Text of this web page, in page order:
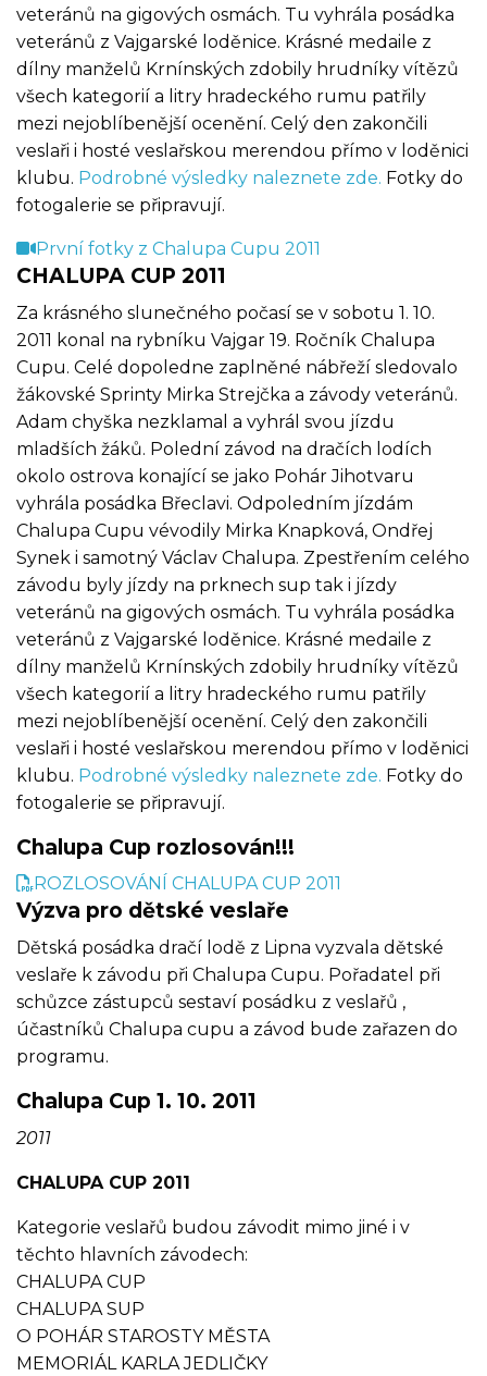
veteránů na gigových osmách. Tu vyhrála posádka
veteránů z Vajgarské loděnice. Krásné medaile z
dílny manželů Krnínských zdobily hrudníky vítězů
všech kategorií a litry hradeckého rumu patřily
mezi nejoblíbenější ocenění. Celý den zakončili
veslaři i hosté veslařskou merendou přímo v loděnici
klubu. Podrobné výsledky naleznete zde. Fotky do
fotogalerie se připravují.
První fotky z Chalupa Cupu 2011
CHALUPA CUP 2011
Za krásného slunečného počasí se v sobotu 1. 10.
2011 konal na rybníku Vajgar 19. Ročník Chalupa
Cupu. Celé dopoledne zaplněné nábřeží sledovalo
žákovské Sprinty Mirka Strejčka a závody veteránů.
Adam chyška nezklamal a vyhrál svou jízdu
mladších žáků. Polední závod na dračích lodích
okolo ostrova konající se jako Pohár Jihotvaru
vyhrála posádka Břeclavi. Odpoledním jízdám
Chalupa Cupu vévodily Mirka Knapková, Ondřej
Synek i samotný Václav Chalupa. Zpestřením celého
závodu byly jízdy na prknech sup tak i jízdy
veteránů na gigových osmách. Tu vyhrála posádka
veteránů z Vajgarské loděnice. Krásné medaile z
dílny manželů Krnínských zdobily hrudníky vítězů
všech kategorií a litry hradeckého rumu patřily
mezi nejoblíbenější ocenění. Celý den zakončili
veslaři i hosté veslařskou merendou přímo v loděnici
klubu. Podrobné výsledky naleznete zde. Fotky do
fotogalerie se připravují.
Chalupa Cup rozlosován!!!
ROZLOSOVÁNÍ CHALUPA CUP 2011
Výzva pro dětské veslaře
Dětská posádka dračí lodě z Lipna vyzvala dětské
veslaře k závodu při Chalupa Cupu. Pořadatel při
schůzce zástupců sestaví posádku z veslařů ,
účastníků Chalupa cupu a závod bude zařazen do
programu.
Chalupa Cup 1. 10. 2011
2011
CHALUPA CUP 2011
Kategorie veslařů budou závodit mimo jiné i v
těchto hlavních závodech:
CHALUPA CUP
CHALUPA SUP
O POHÁR STAROSTY MĚSTA
MEMORIÁL KARLA JEDLIČKY